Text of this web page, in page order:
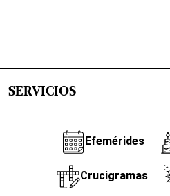
SERVICIOS
Efemérides
Crucigramas